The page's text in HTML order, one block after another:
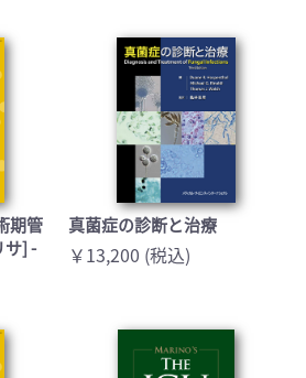
期管
サ] -
真菌症の診断と治療
￥13,200 (税込)